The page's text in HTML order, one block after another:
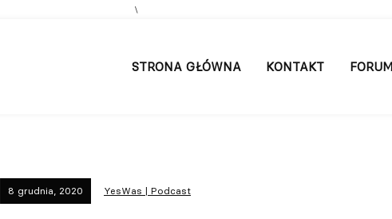
\
STRONA GŁÓWNA KONTAKT
8 grudnia, 2020 YesWas | Podcast